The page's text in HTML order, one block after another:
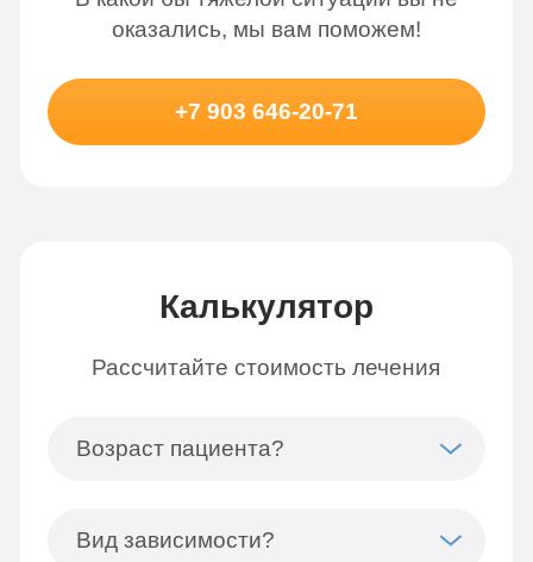
оказались, мы вам поможем!
+7 903 646-20-71
Калькулятор
Рассчитайте стоимость лечения
Возраст пациента?
Вид зависимости?